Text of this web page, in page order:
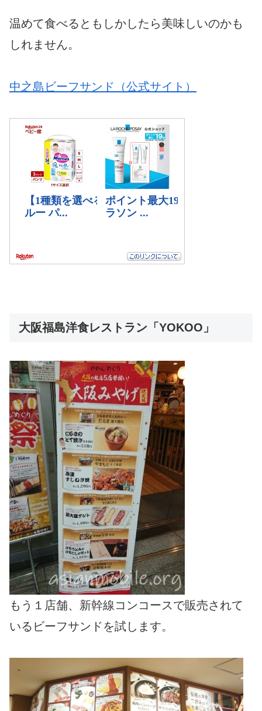
温めて食べるともしかしたら美味しいのかも
しれません。
中之島ビーフサンド（公式サイト）
大阪福島洋食レストラン「YOKOO」
もう１店舗、新幹線コンコースで販売されて
いるビーフサンドを試します。